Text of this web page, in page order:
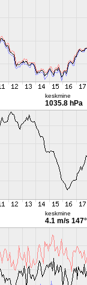
keskmine
1035.8 hPa
keskmine
4.1 m/s 147°